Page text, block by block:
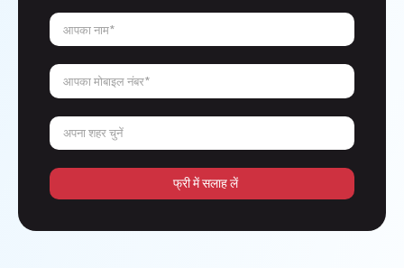
आपका नाम*
आपका मोबाइल नंबर*
अपना शहर चुनें
फ्री में सलाह लें